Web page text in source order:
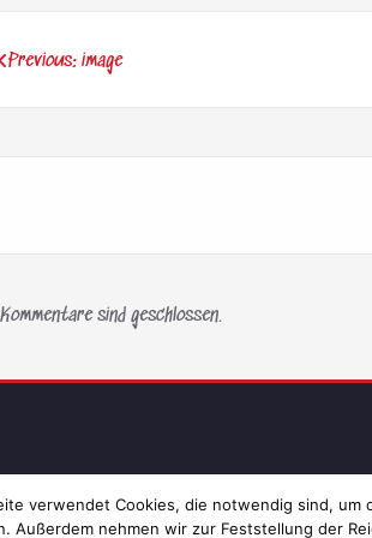
Previous: image
sind geschlossen.
verwendet Cookies, die notwendig sind,
Außerdem nehmen wir zur Feststellung der